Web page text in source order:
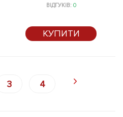
ВІДГУКІВ: 0
КУПИТИ
3 4